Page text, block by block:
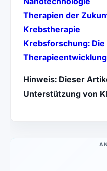
Therapien der
Krebstherapie(öffnet
Krebsforschung:
Therapieentwicklung
Hinweis: Dieser
Unterstützung von